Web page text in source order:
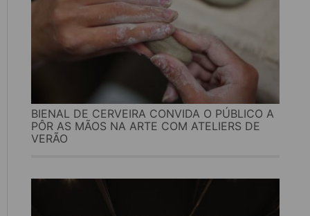
BIENAL DE CERVEIRA CONVIDA O PÚBLICO A
PÔR AS MÃOS NA ARTE COM ATELIERS DE
VERÃO